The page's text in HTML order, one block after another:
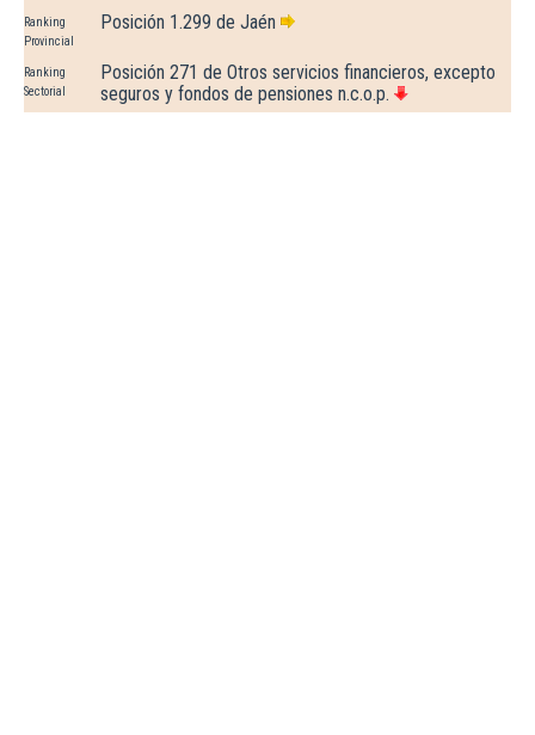
Ranking
Provincial
Posición 1.299 de Jaén
Ranking
Sectorial
Posición 271 de Otros servicios financieros, excepto
seguros y fondos de pensiones n.c.o.p.